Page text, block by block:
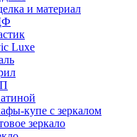
и материал
Luxe
купе с зеркалом
зеркало